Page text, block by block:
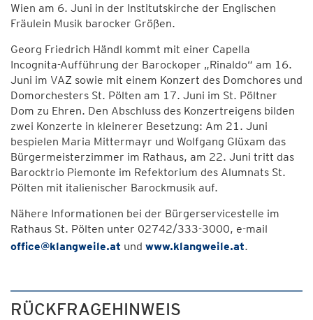
Wien am 6. Juni in der Institutskirche der Englischen
Fräulein Musik barocker Größen.
Georg Friedrich Händl kommt mit einer Capella
Incognita-Aufführung der Barockoper „Rinaldo“ am 16.
Juni im VAZ sowie mit einem Konzert des Domchores und
Domorchesters St. Pölten am 17. Juni im St. Pöltner
Dom zu Ehren. Den Abschluss des Konzertreigens bilden
zwei Konzerte in kleinerer Besetzung: Am 21. Juni
bespielen Maria Mittermayr und Wolfgang Glüxam das
Bürgermeisterzimmer im Rathaus, am 22. Juni tritt das
Barocktrio Piemonte im Refektorium des Alumnats St.
Pölten mit italienischer Barockmusik auf.
Nähere Informationen bei der Bürgerservicestelle im
Rathaus St. Pölten unter 02742/333-3000, e-mail
office@klangweile.at und www.klangweile.at.
RÜCKFRAGEHINWEIS